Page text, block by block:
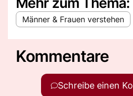
Männer & Frauen verstehen
Kommentare
Schreibe einen